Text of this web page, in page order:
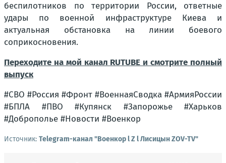
беспилотников по территории России, ответные
удары по военной инфраструктуре Киева и
актуальная обстановка на линии боевого
соприкосновения.
Переходите на мой канал RUTUBE и смотрите полный
выпуск
#СВО #Россия #Фронт #ВоеннаяСводка #АрмияРоссии
#БПЛА #ПВО #Купянск #Запорожье #Харьков
#Доброполье #Новости #Военкор
Источник: Telegram-канал "Военкор l Z l Лисицын ZOV-TV"